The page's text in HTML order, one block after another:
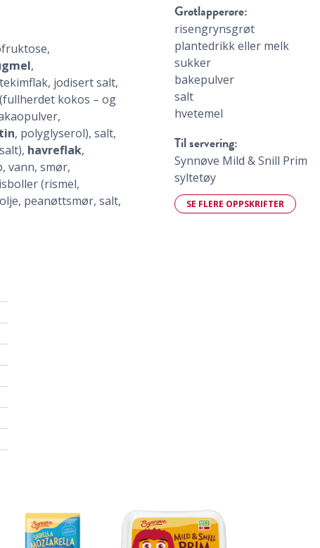
,
jodisert salt,
kokos – og
, polyglyserol), salt,
havreflak,
vann, smør,
(rismel,
peanøttsmør, salt,
Grøtlapperøre:
risengrynsgrøt
plantedrikk eller melk
sukker
bakepulver
salt
hvetemel
Til servering:
Synnøve Mild & Snill Prim
syltetøy
SE FLERE OPPSKRIFTER